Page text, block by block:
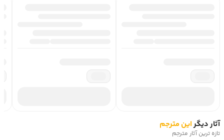
آثار دیگراین مترجم
تازه ترین آثار مترجم